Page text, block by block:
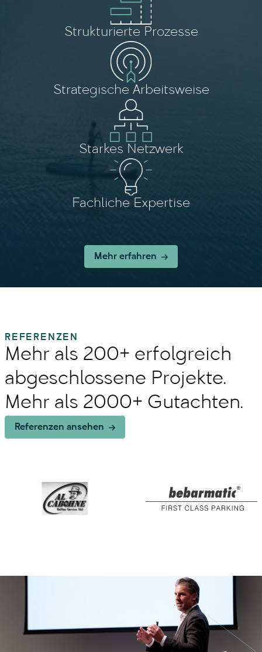
Strukturierte Prozesse
Strategische Arbeitsweise
Starkes Netzwerk
Fachliche Expertise
Mehr erfahren
REFERENZEN
Mehr als 200+ erfolgreich
abgeschlossene Projekte.
Mehr als 2000+ Gutachten.
Referenzen ansehen